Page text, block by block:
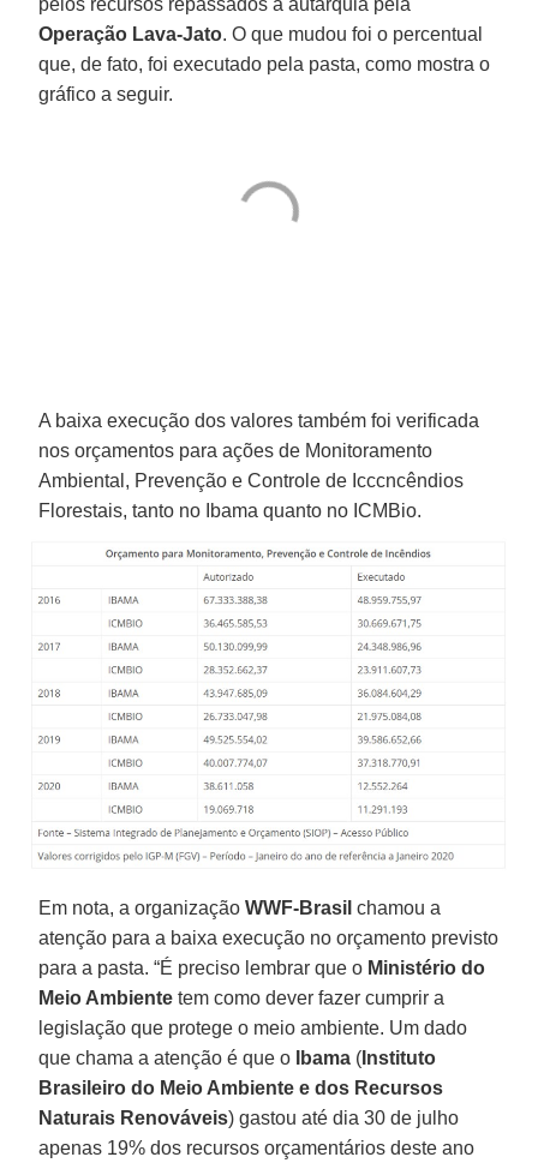
Operação Lava-Jato. O que mudou foi o percentual
que, de fato, foi executado pela pasta, como mostra o
gráfico a seguir.
A baixa execução dos valores também foi verificada
nos orçamentos para ações de Monitoramento
Ambiental, Prevenção e Controle de Icccncêndios
Florestais, tanto no Ibama quanto no ICMBio.
Em nota, a organizaçãoWWF-Brasil chamou a
atenção para a baixa execução no orçamento previsto
para a pasta. “É preciso lembrar que o Ministério do
Meio Ambiente tem como dever fazer cumprir a
legislação que protege o meio ambiente. Um dado
que chama a atenção é que o
Ibama ( Instituto
Brasileiro do Meio Ambiente e dos Recursos
Naturais Renováveis) gastou até dia 30 de julho
apenas 19% dos recursos orçamentários deste ano